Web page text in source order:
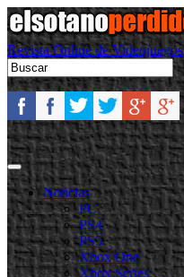
Revista Online de Videojuegos
Noticias
PC
PS4
PS5
Xbox One
Xbox Series